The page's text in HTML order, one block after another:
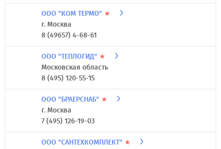
ООО "КОМ ТЕРМО" ★
г. Москва
8 (49657) 4-68-61
ООО "ТЕПЛОГИД" ★
Московская область
8 (495) 120-55-15
ООО "БРАЕРСНАБ" ★
г. Москва
7 (495) 126-19-03
ООО "САНТЕХКОМПЛЕКТ" ★